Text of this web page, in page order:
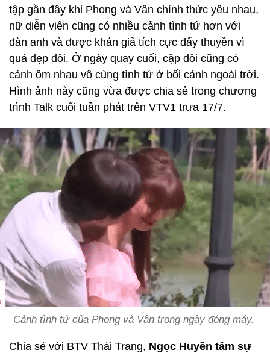
tập gần đây khi Phong và Vân chính thức yêu nhau,
nữ diễn viên cũng có nhiều cảnh tình tứ hơn với
đàn anh và được khán giả tích cực đẩy thuyền vì
quá đẹp đôi. Ở ngày quay cuối, cặp đôi cũng có
cảnh ôm nhau vô cùng tình tứ ở bối cảnh ngoài trời.
Hình ảnh này cũng vừa được chia sẻ trong chương
trình Talk cuối tuần phát trên VTV1 trưa 17/7.
Cảnh tình tứ của Phong và Vân trong ngày đóng máy.
Chia sẻ với BTV Thái Trang, Ngọc Huyền tâm sự